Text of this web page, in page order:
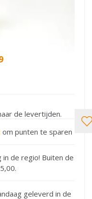
de levertijden.
om punten te sparen
de regio! Buiten de
geleverd in de